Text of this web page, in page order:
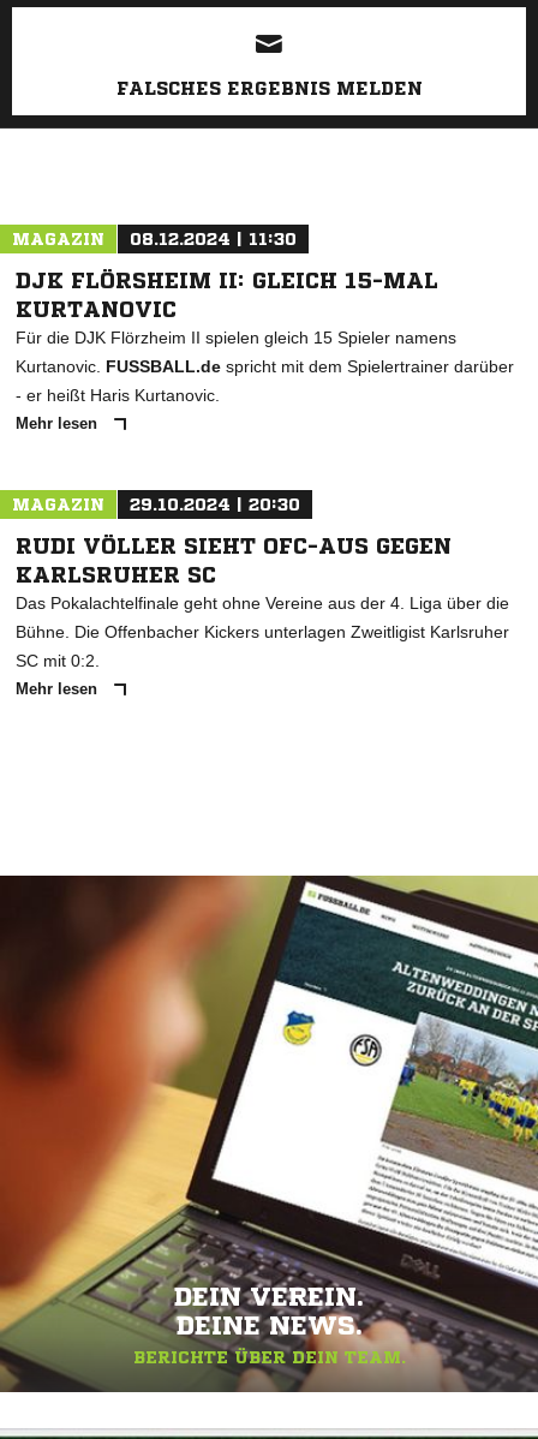
ANZEIGE
FALSCHES ERGEBNIS MELDEN
MAGAZIN 08.12.2024 | 11:30
DJK FLÖRSHEIM II: GLEICH 15-MAL
KURTANOVIC
Für die DJK Flörzheim II spielen gleich 15 Spieler namens
Kurtanovic. FUSSBALL.de spricht mit dem Spielertrainer darüber
- er heißt Haris Kurtanovic.
Mehr lesen
MAGAZIN 29.10.2024 | 20:30
RUDI VÖLLER SIEHT OFC-AUS GEGEN
KARLSRUHER SC
Das Pokalachtelfinale geht ohne Vereine aus der 4. Liga über die
Bühne. Die Offenbacher Kickers unterlagen Zweitligist Karlsruher
SC mit 0:2.
Mehr lesen
DEIN VEREIN.
DEINE NEWS.
BERICHTE ÜBER DEIN TEAM.